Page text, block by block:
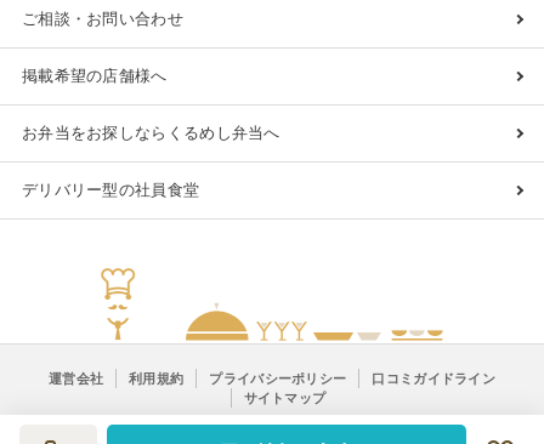
ご相談・お問い合わせ
掲載希望の店舗様へ
お弁当をお探しならくるめし弁当へ
デリバリー型の社員食堂
運営会社 利用規約 プライバシーポリシー
口コミガイドライン
サイトマップ